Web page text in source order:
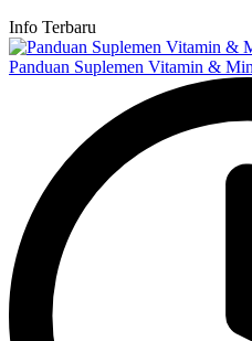
Info Terbaru
Panduan Suplemen Vitamin &